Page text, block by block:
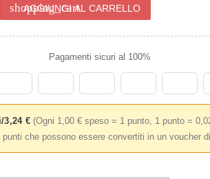
shopping_cart
AGGIUNGI AL CARRELLO
Pagamenti sicuri al 100%
3,24 € (Ogni 1,00 € speso = 1 punto, 1 punto =
che possono essere convertiti in un voucher